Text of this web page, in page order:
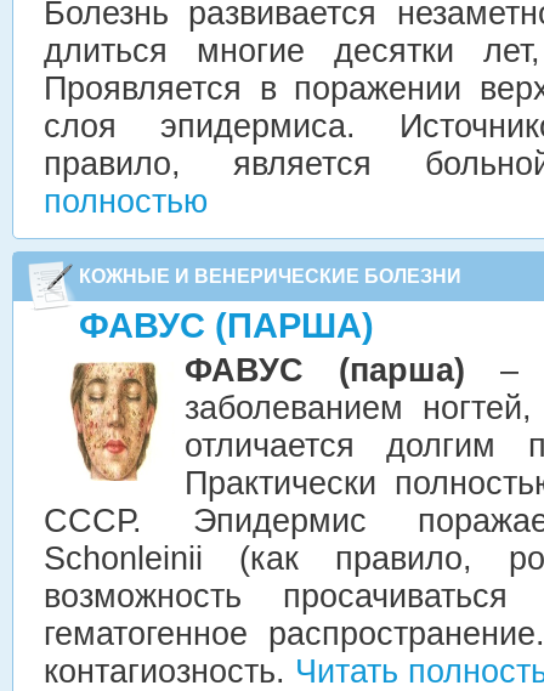
Болезнь развивается
длиться многие десятки
Проявляется в поражении
слоя эпидермиса.
правило, является
полностью
КОЖНЫЕ И ВЕНЕРИЧЕСКИЕ БОЛЕЗНИ
ФАВУС (ПАРША)
ФАВУС (парша) –
заболеванием
отличается долгим
Практически
СССР. Эпидермис
Schonleinii (как правило,
возможность
гематогенное
контагиозность. Читать